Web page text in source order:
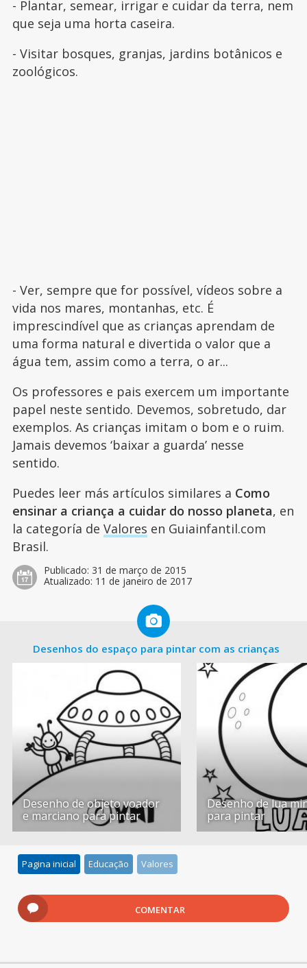
- Plantar, semear, irrigar e cuidar da terra, nem
que seja uma horta caseira.
- Visitar bosques, granjas, jardins botânicos e
zoológicos.
- Ver, sempre que for possível, vídeos sobre a
vida nos mares, montanhas, etc. É
imprescindível que as crianças aprendam de
uma forma natural e divertida o valor que a
água tem, assim como a terra, o ar...
Os professores e pais exercem um importante
papel neste sentido. Devemos, sobretudo, dar
exemplos. As crianças imitam o bom e o ruim.
Jamais devemos ‘baixar a guarda’ nesse
sentido.
Puedes leer más artículos similares a Como
ensinar a criança a cuidar do nosso planeta, en
la categoría de Valores en Guiainfantil.com
Brasil.
Publicado: 31 de março de 2015
Atualizado: 11 de janeiro de 2017
Desenhos do espaço para pintar com as crianças
Desenho de objeto voador
e marciano para pintar
Desenho de lua
para pintar
Pagina inicial Educação Valores
COMENTAR